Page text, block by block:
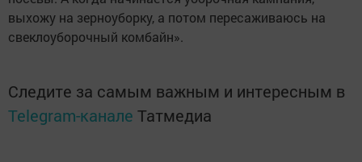
татарстанского хлеба есть прекрасное будущее», –
добавил вице-премьер.